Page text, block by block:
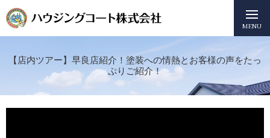
MENU
【店内ツアー】早良店紹介！塗装への情熱とお客様の声をたっ
ぷりご紹介！